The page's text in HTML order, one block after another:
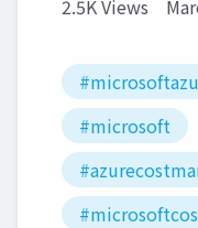
2.5K Views
#microsoft